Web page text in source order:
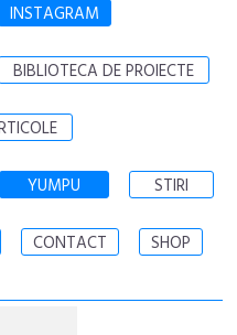
INSTAGRAM
BIBLIOTECA DE PROIECTE
YUMPU STIRI
CONTACT SHOP